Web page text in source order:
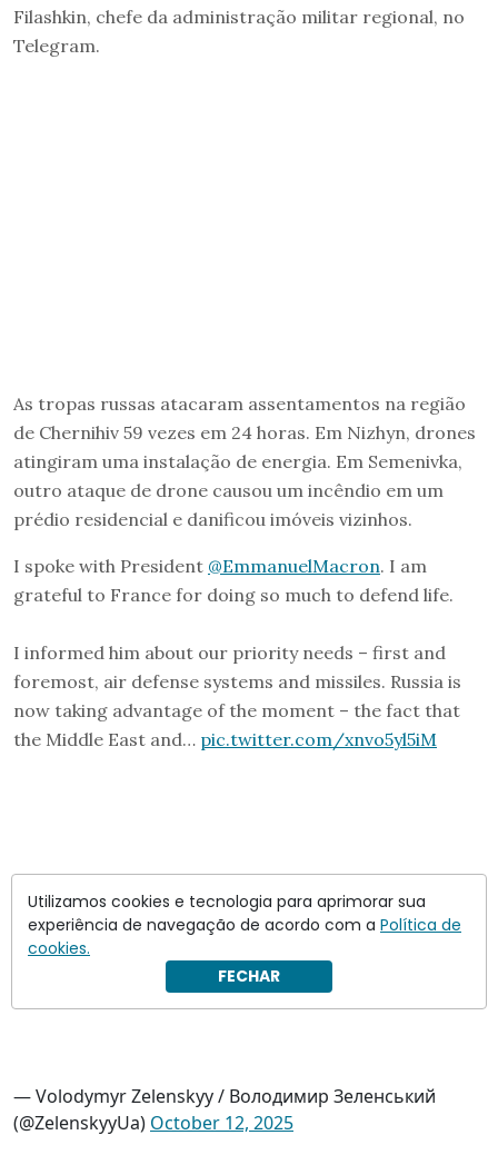
Filashkin, chefe da administração militar regional, no
Telegram.
As tropas russas atacaram assentamentos na região
de Chernihiv 59 vezes em 24 horas. Em Nizhyn, drones
atingiram uma instalação de energia. Em Semenivka,
outro ataque de drone causou um incêndio em um
prédio residencial e danificou imóveis vizinhos.
I spoke with President @EmmanuelMacron. I am
grateful to France for doing so much to defend life.
I informed him about our priority needs – first and
foremost, air defense systems and missiles. Russia is
now taking advantage of the moment – the fact that
the Middle East and… pic.twitter.com/xnvo5yl5iM
— Volodymyr Zelenskyy / Володимир Зеленський
(@ZelenskyyUa) October 12, 2025
Utilizamos cookies e tecnologia para aprimorar sua
experiência de navegação de acordo com a Política de
cookies.
FECHAR